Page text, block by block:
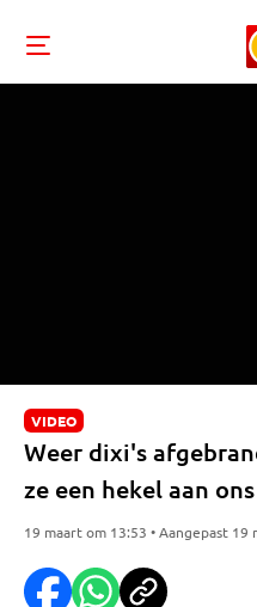
VIDEO
Weer dixi's
ze een hekel aan
19 maart om 13:53 • Aangepast 19